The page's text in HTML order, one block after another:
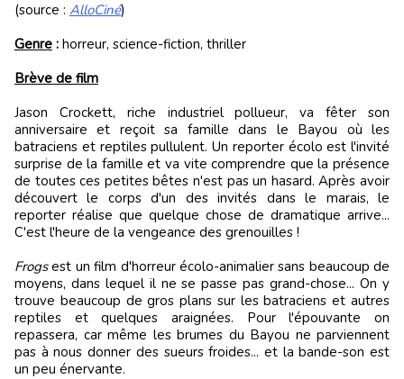
(source : AlloCiné)
Genre : horreur, science-fiction, thriller
Brève de film
Jason Crockett, riche industriel pollueur, va fêter son
anniversaire et reçoit sa famille dans le Bayou où les
batraciens et reptiles pullulent. Un reporter écolo est l'invité
surprise de la famille et va vite comprendre que la présence
de toutes ces petites bêtes n'est pas un hasard. Après avoir
découvert le corps d'un des invités dans le marais, le
reporter réalise que quelque chose de dramatique arrive...
C'est l'heure de la vengeance des grenouilles !
Frogsest un film d'horreur écolo-animalier sans beaucoup de
moyens, dans lequel il ne se passe pas grand-chose... On y
trouve beaucoup de gros plans sur les batraciens et autres
reptiles et quelques araignées. Pour l'épouvante on
repassera, car même les brumes du Bayou ne parviennent
pas à nous donner des sueurs froides... et la bande-son est
un peu énervante.